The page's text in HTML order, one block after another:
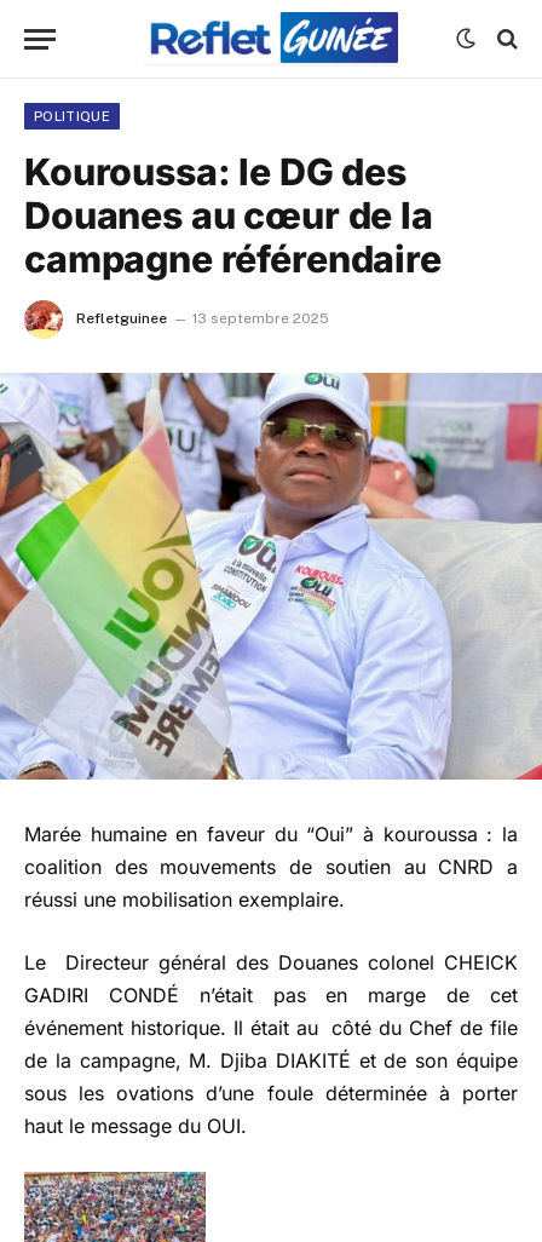
POLITIQUE
Kouroussa: le DG des
Douanes au cœur de la
campagne référendaire
Refletguinee 13 septembre 2025
Marée humaine en faveur du “Oui” à kouroussa : la
coalition des mouvements de soutien au CNRD a
réussi une mobilisation exemplaire.
Le Directeur général des Douanes colonel CHEICK
GADIRI CONDÉ n’était pas en marge de cet
événement historique. Il était au côté du Chef de file
de la campagne, M. Djiba DIAKITÉ et de son équipe
sous les ovations d’une foule déterminée à porter
haut le message du OUI.